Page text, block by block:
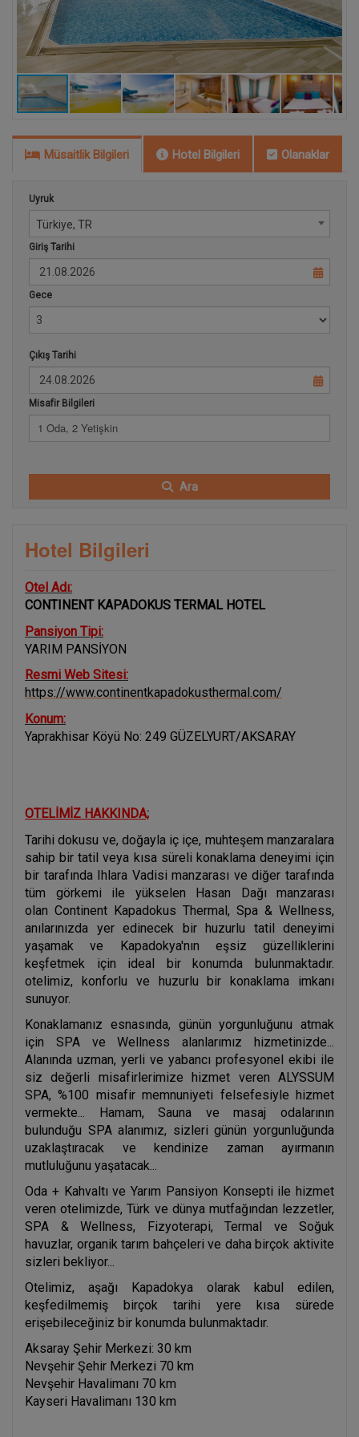
Müsaitlik Bilgileri Hotel Bilgileri Olanaklar
Uyruk
Türkiye, TR
Giriş Tarihi
Gece
Çıkış Tarihi
Misafir Bilgileri
1 Oda, 2 Yetişkin
Ara
Hotel Bilgileri
Otel Adı:
CONTINENT KAPADOKUS TERMAL HOTEL
Pansiyon Tipi:
YARIM PANSİYON
Resmi Web Sitesi:
https://www.continentkapadokusthermal.com/
Konum:
Yaprakhisar Köyü No: 249 GÜZELYURT/AKSARAY
OTELİMİZ HAKKINDA;
Tarihi dokusu ve, doğayla iç içe, muhteşem manzaralara
sahip bir tatil veya kısa süreli konaklama deneyimi için
bir tarafında Ihlara Vadisi manzarası ve diğer tarafında
tüm görkemi ile yükselen Hasan Dağı manzarası
olan Continent Kapadokus Thermal, Spa & Wellness,
anılarınızda yer edinecek bir huzurlu tatil deneyimi
yaşamak ve Kapadokya'nın eşsiz güzelliklerini
keşfetmek için ideal bir konumda bulunmaktadır.
otelimiz, konforlu ve huzurlu bir konaklama imkanı
sunuyor.
Konaklamanız esnasında, günün yorgunluğunu atmak
için SPA ve Wellness alanlarımız hizmetinizde...
Alanında uzman, yerli ve yabancı profesyonel ekibi ile
siz değerli misafirlerimize hizmet veren ALYSSUM
SPA, %100 misafir memnuniyeti felsefesiyle hizmet
vermekte... Hamam, Sauna ve masaj odalarının
bulunduğu SPA alanımız, sizleri günün yorgunluğunda
uzaklaştıracak ve kendinize zaman ayırmanın
mutluluğunu yaşatacak...
Oda + Kahvaltı ve Yarım Pansiyon Konsepti ile hizmet
veren otelimizde, Türk ve dünya mutfağından lezzetler,
SPA & Wellness, Fizyoterapi, Termal ve Soğuk
havuzlar, organik tarım bahçeleri ve daha birçok aktivite
sizleri bekliyor...
Otelimiz, aşağı Kapadokya olarak kabul edilen,
keşfedilmemiş birçok tarihi yere kısa sürede
erişebileceğiniz bir konumda bulunmaktadır.
Aksaray Şehir Merkezi: 30 km
Nevşehir Şehir Merkezi 70 km
Nevşehir Havalimanı 70 km
Kayseri Havalimanı 130 km